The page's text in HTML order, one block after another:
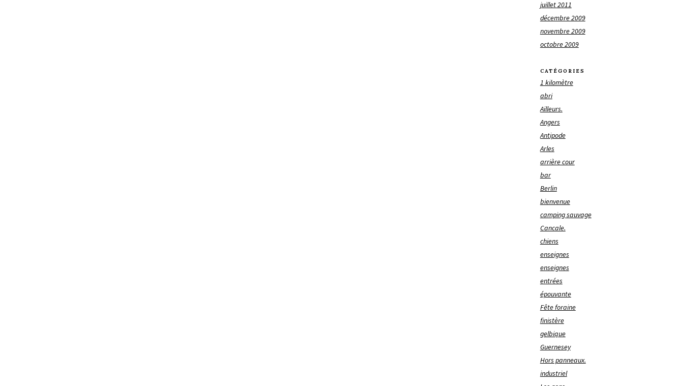
juillet 2011
décembre 2009
novembre 2009
octobre 2009
CATÉGORIES
1 kilomètre
abri
Ailleurs.
Angers
Antipode
Arles
arrière cour
bar
Berlin
bienvenue
camping sauvage
Cancale.
chiens
enseignes
enseignes
entrées
épouvante
Fête foraine
finistère
gelbique
Guernesey
Hors panneaux.
industriel